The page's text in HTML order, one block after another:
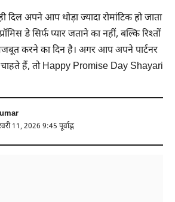
दिल अपने आप थोड़ा ज्यादा रोमांटिक हो जाता
डे सिर्फ प्यार जताने का नहीं, बल्कि रिश्तों
करने का दिन है। अगर आप अपने पार्टनर
चाहते हैं, तो Happy Promise Day Shayari
11, 2026 9:45 पूर्वाह्न